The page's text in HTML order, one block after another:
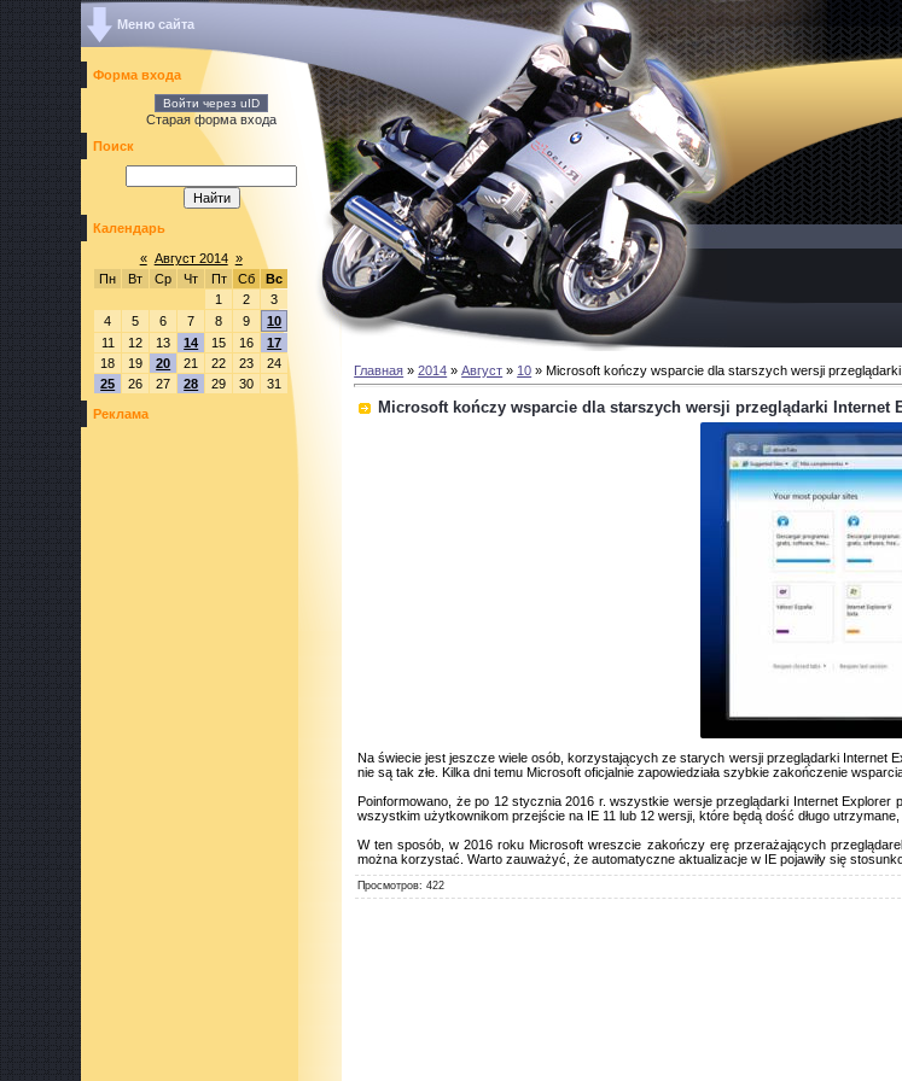
Меню сайта
Форма входа
Войти через uID
Старая форма входа
Поиск
Календарь
« Август 2014 »
Пн
Вт Ср Чт Пт Сб
Вс
1
2
3
4
5 6 7 8 9
10
11
12 13 14 15 16
17
18
19 20 21 22 23
24
25
26 27 28 29 30 31
Реклама
Главная »2014 » Август » 10 » Microsoft kończy wsparcie dla starszych wersji
Microsoft kończy wsparcie dla starszych wersji przeglądarki Internet
Na świecie jest jeszcze wiele osób, korzystających ze starych wersji przeglądarki Internet
nie są tak złe. Kilka dni temu Microsoft oficjalnie zapowiedziała szybkie zakończenie
Poinformowano, że po 12 stycznia 2016 r. wszystkie wersje przeglądarki Internet
wszystkim użytkownikom przejście na IE 11 lub 12 wersji, które będą dość długo
W ten sposób, w 2016 roku Microsoft wreszcie zakończy erę przerażających
można korzystać. Warto zauważyć, że automatyczne aktualizacje w IE pojawiły się
Просмотров: 422